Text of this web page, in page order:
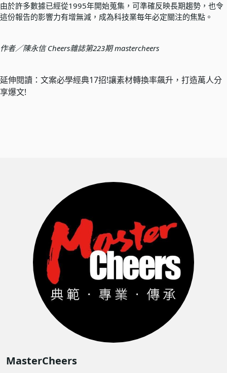
由於許多數據已經從1995年開始蒐集，可準確反映長期趨勢，也令
這份報告的影響力有增無減，成為科技業每年必定關注的焦點。
作者／陳永信 Cheers雜誌第223期 mastercheers
延伸閱讀： 文案必學經典17招!讓素材轉換率飆升，打造萬人分
享爆文!
MasterCheers